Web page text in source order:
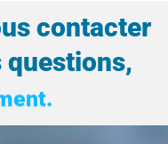
contacter
questions,